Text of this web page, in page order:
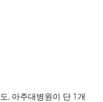
, 아주대병원이 단 1개